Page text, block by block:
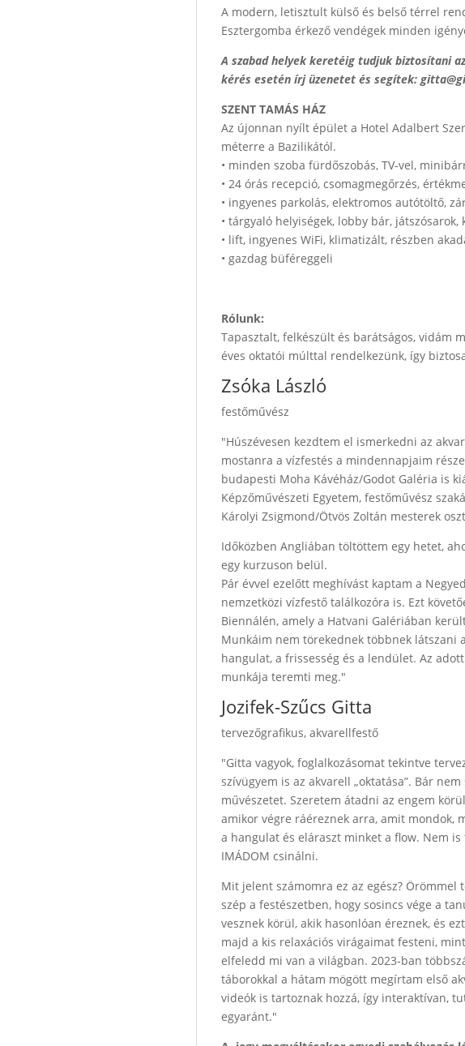
A modern, letisztult külső és belső térrel
Esztergomba érkező vendégek minden
A szabad helyek keretéig tudjuk biztosítani
kérés esetén írj üzenetet és segítek:
SZENT TAMÁS HÁZ
Az újonnan nyílt épület a Hotel Adalbert
méterre a Bazilikától.
• minden szoba fürdőszobás, TV-vel,
• 24 órás recepció, csomagmegőrzés,
• ingyenes parkolás, elektromos autótöltő,
• tárgyaló helyiségek, lobby bár, játszósarok,
• lift, ingyenes WiFi, klimatizált, részben
• gazdag büféreggeli
Rólunk:
Tapasztalt, felkészült és barátságos, vidám
éves oktatói múlttal rendelkezünk, így
Zsóka László
festőművész
"Húszévesen kezdtem el ismerkedni az
mostanra a vízfestés a mindennapjaim
budapesti Moha Kávéház/Godot Galéria is
Képzőművészeti Egyetem, festőművész
Károlyi Zsigmond/Ötvös Zoltán mesterek
Időközben Angliában töltöttem egy hetet,
egy kurzuson belül.
Pár évvel ezelőtt meghívást kaptam a
nemzetközi vízfestő találkozóra is. Ezt
Biennálén, amely a Hatvani Galériában
Munkáim nem törekednek többnek látszani
hangulat, a frissesség és a lendület. Az
munkája teremti meg."
Jozifek-Szűcs Gitta
tervezőgrafikus, akvarellfestő
"Gitta vagyok, foglalkozásomat tekintve
szívügyem is az akvarell „oktatása”. Bár
művészetet. Szeretem átadni az engem
amikor végre ráéreznek arra, amit mondok,
a hangulat és eláraszt minket a flow. Nem
IMÁDOM csinálni.
Mit jelent számomra ez az egész?
szép a festészetben, hogy sosincs vége a
vesznek körül, akik hasonlóan éreznek, és
majd a kis relaxációs virágaimat festeni,
elfeledd mi van a világban. 2023-ban
táborokkal a hátam mögött megírtam első
videók is tartoznak hozzá, így interaktívan,
egyaránt."